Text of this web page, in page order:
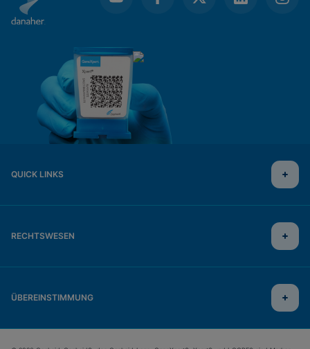
QUICK LINKS
RECHTSWESEN
ÜBEREINSTIMMUNG